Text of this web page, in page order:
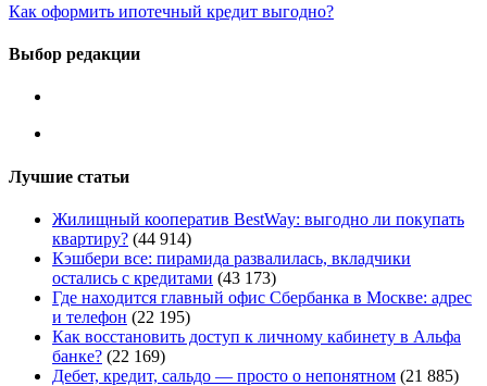
Как оформить ипотечный кредит выгодно?
Выбор редакции
Лучшие статьи
Жилищный кооператив BestWay: выгодно ли покупать
квартиру? (44 914)
Кэшбери все: пирамида развалилась, вкладчики
остались с кредитами (43 173)
Где находится главный офис Сбербанка в Москве: адрес
и телефон (22 195)
Как восстановить доступ к личному кабинету в Альфа
банке? (22 169)
Дебет, кредит, сальдо — просто о непонятном (21 885)